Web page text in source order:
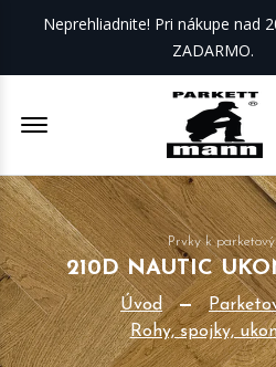
Neprehliadnite! Pri nákupe nad
ZADARMO.
Offcanvas Menu Open
Prvky k
210D NAUTIC
Úvod
Rohy, spojky,